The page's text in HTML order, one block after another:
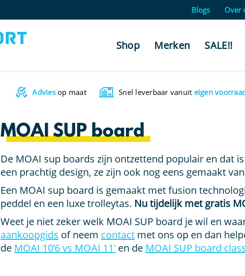
Blogs Over
Shop Merken SALE!!
Adviesop maat Snel leverbaar vanuit eigen
MOAI SUP board
De MOAI sup boards zijn ontzettend populair en dat
een prachtig design, ze zijn ook nog eens gemaakt
Een MOAI sup board is gemaakt met fusion
peddel en een luxe trolleytas. Nu tijdelijk met gratis
Weet je niet zeker welk MOAI SUP board je wil en
aankoopgids of neem contact met ons op en dan
de MOAI 10’6 vs MOAI 11′ en de MOAI SUP board